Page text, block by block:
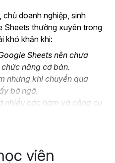
chủ doanh nghiệp, sinh
Sheets thường xuyên trong
khó khăn khi:
Sheets nên chưa
năng cơ bản.
nhưng khi chuyển qua
bỡ ngỡ.
nhiều các hàm và công cụ
viên